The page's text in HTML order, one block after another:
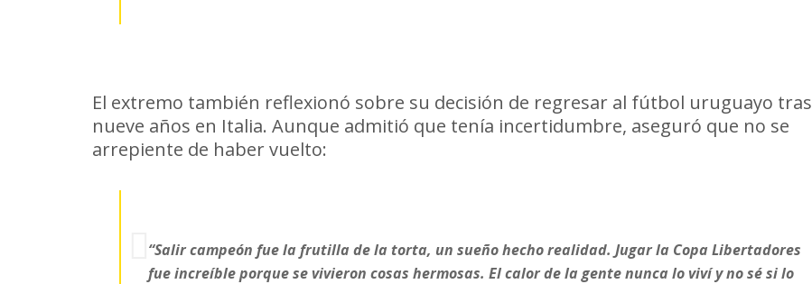
El extremo también reflexionó sobre su decisión de regresar al fútbol uruguayo tras
nueve años en Italia. Aunque admitió que tenía incertidumbre, aseguró que no se
arrepiente de haber vuelto:
“Salir campeón fue la frutilla de la torta, un sueño hecho realidad. Jugar la Copa Libertadores
fue increíble porque se vivieron cosas hermosas. El calor de la gente nunca lo viví y no sé si lo